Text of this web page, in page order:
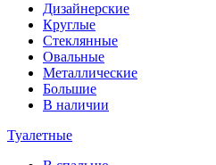
Дизайнерские
Круглые
Стеклянные
Овальные
Металлические
Большие
В наличии
Туалетные